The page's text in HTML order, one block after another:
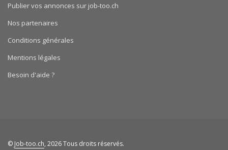
Publier vos annonces sur job-too.ch
Nos partenaires
Conditions générales
Mentions légales
Besoin d'aide ?
© Job-too.ch, 2026 Tous droits réservés.